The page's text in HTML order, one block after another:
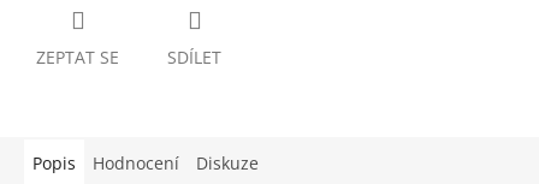
ZEPTAT SE SDÍLET
Popis Hodnocení Diskuze